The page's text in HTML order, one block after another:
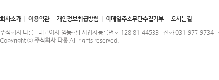
주식회사 다롬 | 대표이사 임동학 | 사업자등록번호 128-81-44533 | 전화 031-977-9734
Copyright ⓒ 주식회사 다롬All rights reserved.